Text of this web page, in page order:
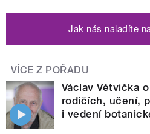
Jak nás naladíte
VÍCE Z POŘADU
Václav Větvička
rodičích, učení,
i vedení